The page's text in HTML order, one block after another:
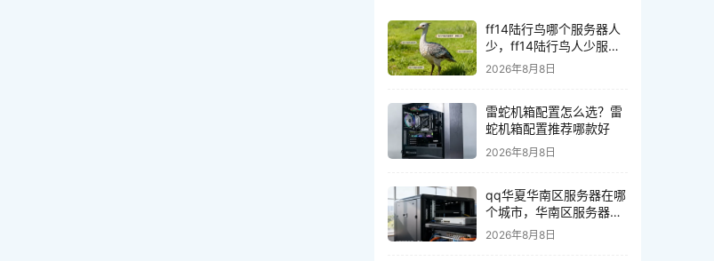
ff14陆行鸟哪个服务器人
少，ff14陆行鸟人少服务
器怎么选
2026年8月8日
雷蛇机箱配置怎么选？雷
蛇机箱配置推荐哪款好
2026年8月8日
qq华夏华南区服务器在哪
个城市，华南区服务器在
哪个城市
2026年8月8日